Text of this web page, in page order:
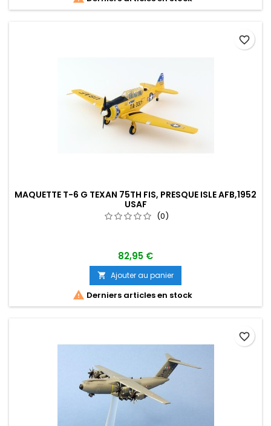
MAQUETTE T-6 G TEXAN 75TH FIS, PRESQUE ISLE AFB,1952
USAF
(0)
82,95 €
 Ajouter au panier
 Derniers articles en stock
favorite_border
favorite_border